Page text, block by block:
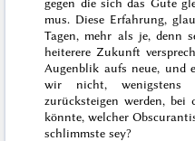
mus. Diese Erfahrung,
Tagen, mehr als je, denn
heiterere Zukunft
Augenblik aufs neue, und
wir nicht, wenigstens
zurücksteigen werden, bei
könnte, welcher
schlimmste sey?